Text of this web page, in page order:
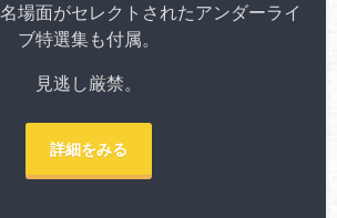
場面がセレクトされたアンダーライ
ブ特選集も付属。
見逃し厳禁。
詳細をみる